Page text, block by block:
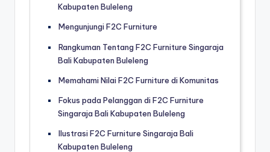
Kabupaten Buleleng
Mengunjungi F2C Furniture
Rangkuman Tentang F2C Furniture Singaraja
Bali Kabupaten Buleleng
Memahami Nilai F2C Furniture di Komunitas
Fokus pada Pelanggan di F2C Furniture
Singaraja Bali Kabupaten Buleleng
Ilustrasi F2C Furniture Singaraja Bali
Kabupaten Buleleng